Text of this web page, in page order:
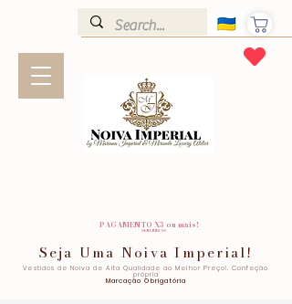
PAGAMENTO X3 ou mais!
SEM JUROS!
Seja Uma Noiva Imperial!
Vestidos de Noiva de Alta Qualidade ao Melhor Preço!. Confeção
própria
Marcação Obrigatória